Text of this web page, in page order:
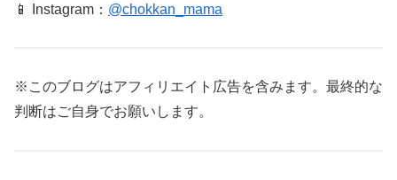
📱 Instagram： @chokkan_mama
※このブログはアフィリエイト広告を含みます。最終的な
判断はご自身でお願いします。